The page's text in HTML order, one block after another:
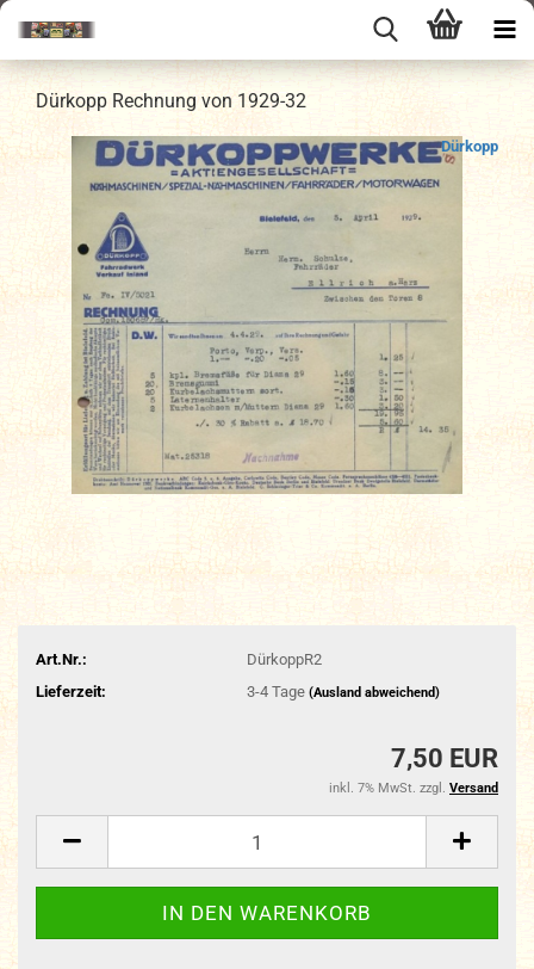
Dürkopp Rechnung von 1929-32
Dürkopp
Art.Nr.:
DürkoppR2
Lieferzeit:
3-4 Tage (Ausland abweichend)
7,50 EUR
inkl. 7% MwSt. zzgl. Versand